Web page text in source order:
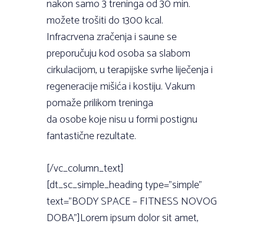
nakon samo 3 treninga od 30 min.
možete trošiti do 1300 kcal.
Infracrvena zračenja i saune se
preporučuju kod osoba sa slabom
cirkulacijom, u terapijske svrhe liječenja i
regeneracije mišića i kostiju. Vakum
pomaže prilikom treninga
da osobe koje nisu u formi postignu
fantastične rezultate.
[/vc_column_text]
[dt_sc_simple_heading type=”simple”
text=”BODY SPACE – FITNESS NOVOG
DOBA”]Lorem ipsum dolor sit amet,